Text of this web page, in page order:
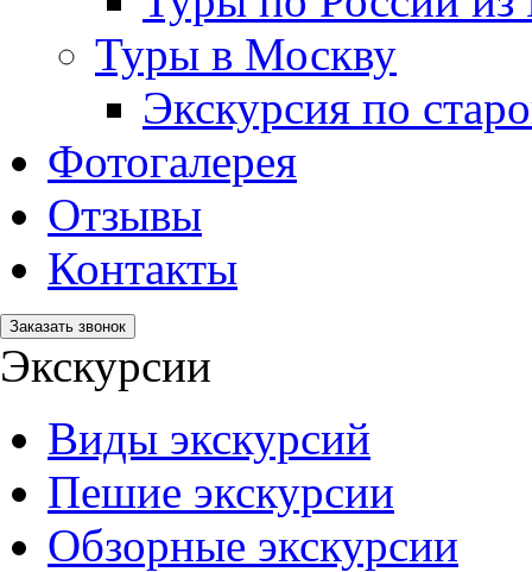
Туры в Москву
Экскурсия по
Фотогалерея
Отзывы
Контакты
Заказать звонок
Экскурсии
Виды экскурсий
Пешие экскурсии
Обзорные экскурсии